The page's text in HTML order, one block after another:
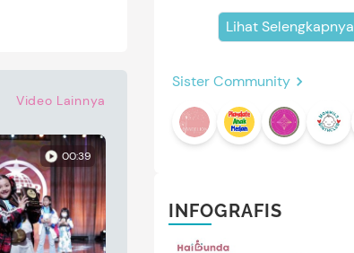
Video Lainnya
00:39
Kompak Banget!
Lihat Selengkapnya
Sister Community
INFOGRAFIS